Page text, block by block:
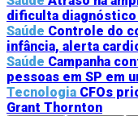
dificulta diagnóstico
Saúde Controle do
infância, alerta
Saúde Campanha
pessoas em SP em
Tecnologia CFOs
Grant Thornton